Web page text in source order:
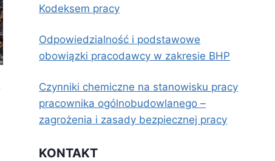
Kodeksem pracy
Odpowiedzialność i podstawowe
obowiązki pracodawcy w zakresie BHP
Czynniki chemiczne na stanowisku pracy
pracownika ogólnobudowlanego –
zagrożenia i zasady bezpiecznej pracy
KONTAKT